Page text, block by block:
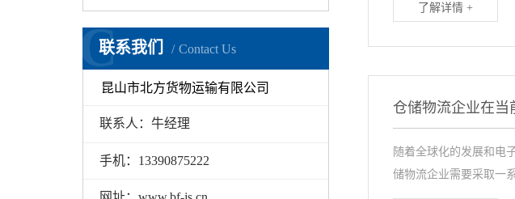
联系我们 Contact Us
C
昆山市北方货物运输有限公司
联系人：牛经理
手机：13390875222
了解详情 +
仓储物流企业在当
随着全球化的发展和电
储物流企业需要采取一